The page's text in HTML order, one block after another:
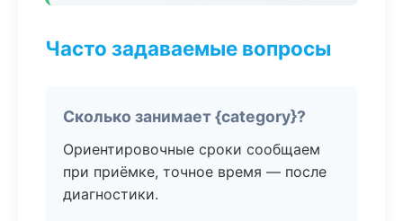
Часто задаваемые вопросы
Сколько занимает {category}?
Ориентировочные сроки сообщаем
при приёмке, точное время — после
диагностики.